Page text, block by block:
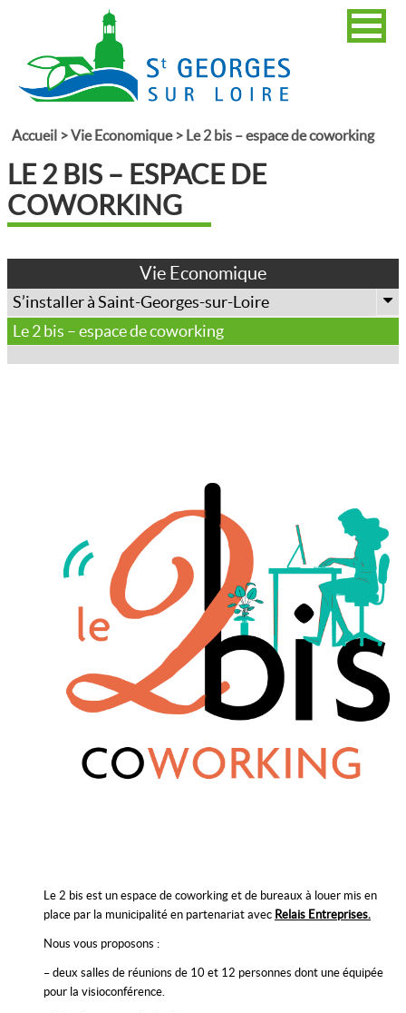
Accueil >Vie Economique> Le 2 bis – espace de coworking
LE 2 BIS – ESPACE DE
COWORKING
Vie Economique
S’installer à Saint-Georges-sur-Loire
Situation
Le 2 bis – espace de coworking
Le 2 bis est un espace de coworking et de bureaux à louer mis en
place par la municipalité en partenariat avec Relais Entreprises.
Nous vous proposons :
– deux salles de réunions de 10 et 12 personnes dont une équipée
pour la visioconférence.